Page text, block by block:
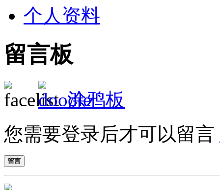
个人资料
留言板
涂鸦板
您需要登录后才可以留言
留言